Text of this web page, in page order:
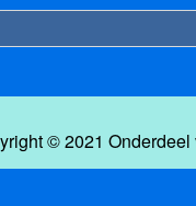
© 2021 Onderdeel